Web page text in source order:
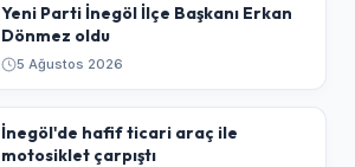
Yeni Parti İnegöl İlçe Başkanı Erkan
Dönmez oldu
5 Ağustos 2026
İnegöl'de hafif ticari araç ile
motosiklet çarpıştı